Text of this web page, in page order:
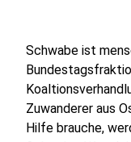
Schwabe ist
Zuwanderer aus
Hilfe brauche,